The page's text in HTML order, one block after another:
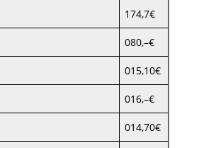
174,7€
080,–€
015,10€
016,–€
014,70€